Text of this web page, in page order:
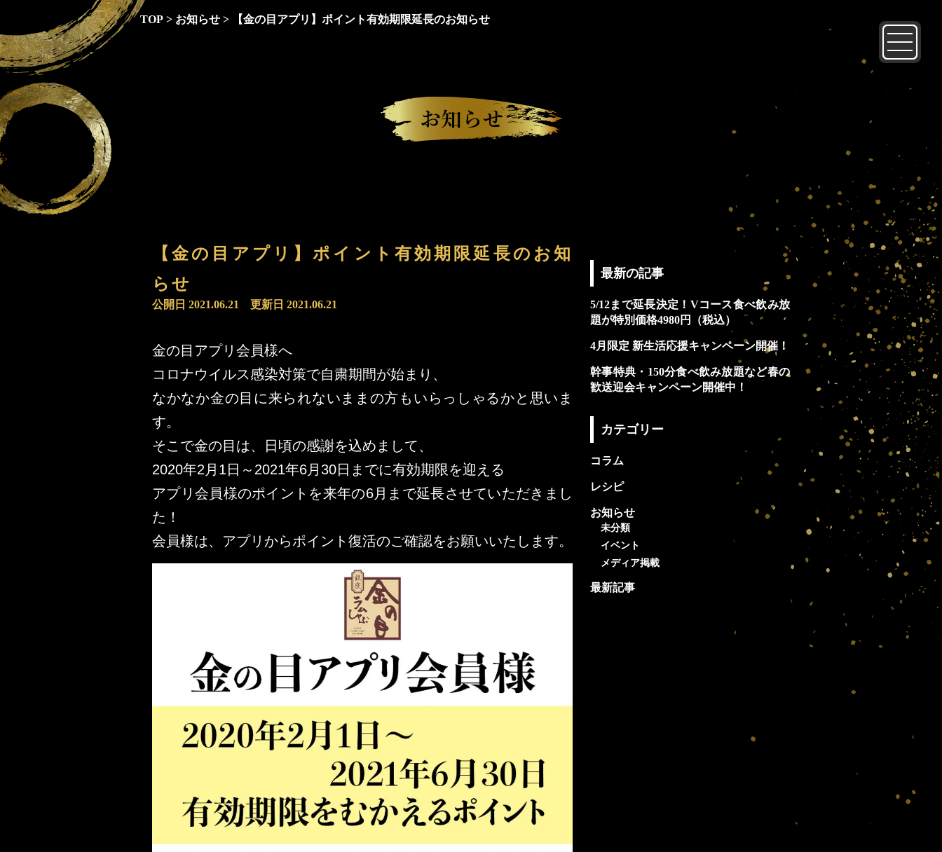
TOP > お知らせ > 【金の目アプリ】ポイント有効期限延長のお知らせ
【金の目アプリ】ポイント有効期限延長のお知
らせ
公開日 2021.06.21 更新日 2021.06.21
金の目アプリ会員様へ
コロナウイルス感染対策で自粛期間が始まり、
なかなか金の目に来られないままの方もいらっしゃるかと思いま
す。
そこで金の目は、日頃の感謝を込めまして、
2020年2月1日～2021年6月30日までに有効期限を迎える
アプリ会員様のポイントを来年の6月まで延長させていただきまし
た！
会員様は、アプリからポイント復活のご確認をお願いいたします。
最新の記事
5/12まで延長決定！Vコース食べ飲み放
題が特別価格4980円（税込）
4月限定 新生活応援キャンペーン開催！
幹事特典・150分食べ飲み放題など春の
歓送迎会キャンペーン開催中！
カテゴリー
コラム
レシピ
お知らせ
未分類
イベント
メディア掲載
最新記事